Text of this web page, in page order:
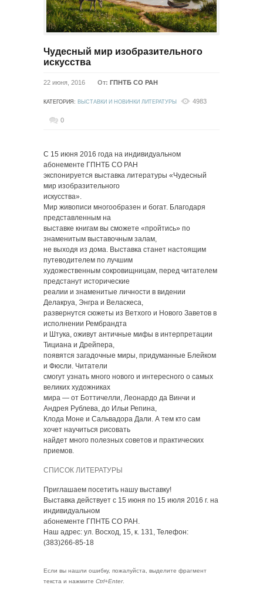
Чудесный мир изобразительного
искусства
22 июня, 2016 От: ГПНТБ СО РАН
КАТЕГОРИЯ: ВЫСТАВКИ И НОВИНКИ ЛИТЕРАТУРЫ 4983
0
C 15 июня 2016 года на индивидуальном
абонементе ГПНТБ СО РАН
экспонируется выставка литературы «Чудесный
мир изобразительного
искусства».
Мир живописи многообразен и богат. Благодаря
представленным на
выставке книгам вы сможете «пройтись» по
знаменитым выставочным залам,
не выходя из дома. Выставка станет настоящим
путеводителем по лучшим
художественным сокровищницам, перед читателем
предстанут исторические
реалии и знаменитые личности в видении
Делакруа, Энгра и Веласкеса,
развернутся сюжеты из Ветхого и Нового Заветов в
исполнении Рембрандта
и Штука, оживут античные мифы в интерпретации
Тициана и Дрейпера,
появятся загадочные миры, придуманные Блейком
и Фюсли. Читатели
смогут узнать много нового и интересного о самых
великих художниках
мира — от Боттичелли, Леонардо да Винчи и
Андрея Рублева, до Ильи Репина,
Клода Моне и Сальвадора Дали. А тем кто сам
хочет научиться рисовать
найдет много полезных советов и практических
приемов.
СПИСОК ЛИТЕРАТУРЫ
Приглашаем посетить нашу выставку!
Выставка действует с 15 июня по 15 июля 2016 г. на
индивидуальном
абонементе ГПНТБ СО РАН.
Наш адрес: ул. Восход, 15, к. 131, Телефон:
(383)266-85-18
Если вы нашли ошибку, пожалуйста, выделите фрагмент
текста и нажмите Ctrl+Enter.